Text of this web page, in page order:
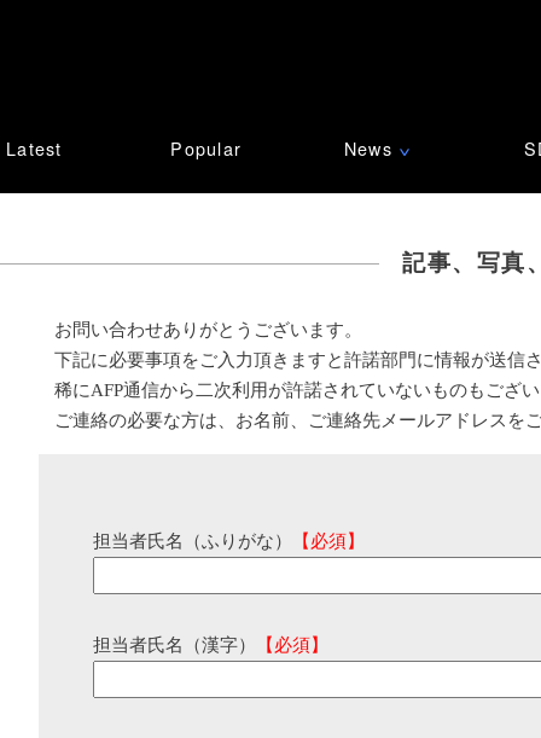
Latest Popular News ∨
記事、写真
お問い合わせありがとうございます。
下記に必要事項をご入力頂きますと許諾部門に情報が送信
稀にAFP通信から二次利用が許諾されていないものもござ
ご連絡の必要な方は、お名前、ご連絡先メールアドレスを
担当者氏名（ふりがな） 【必須】
担当者氏名（漢字） 【必須】